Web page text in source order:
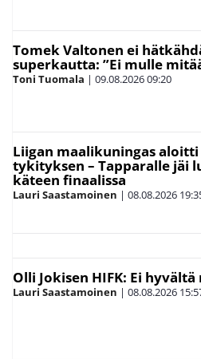
Tomek Valtonen ei
superkautta: ”Ei mulle
Toni Tuomala | 09.08.202609:20
Liigan maalikuningas
tykityksen – Tapparalle jäi
käteen finaalissa
Lauri Saastamoinen | 08.08.2026
Olli Jokisen HIFK: Ei hyvältä
Lauri Saastamoinen | 08.08.2026